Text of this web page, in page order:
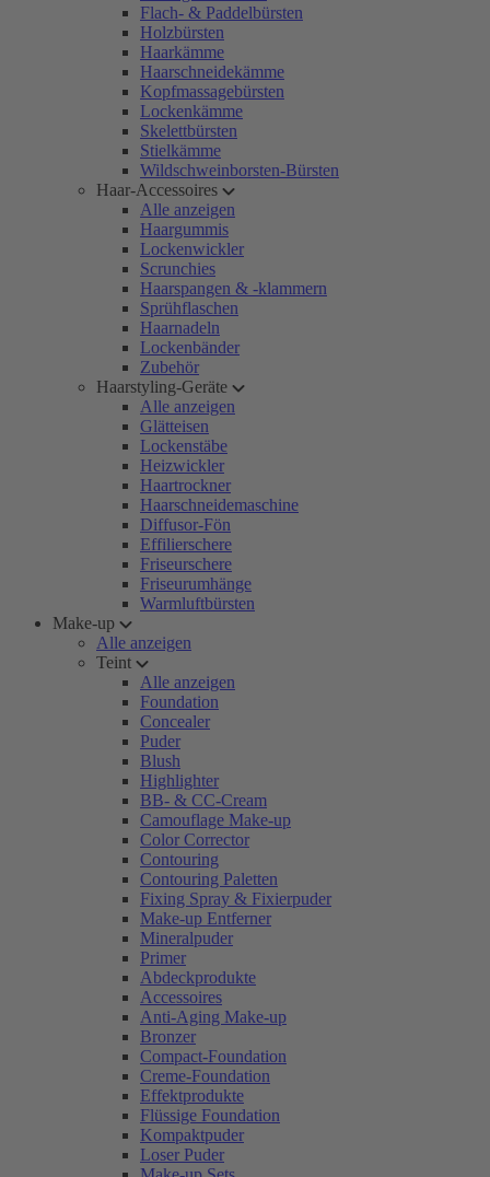
Flach- & Paddelbürsten
Holzbürsten
Haarkämme
Haarschneidekämme
Kopfmassagebürsten
Lockenkämme
Skelettbürsten
Stielkämme
Wildschweinborsten-Bürsten
Haar-Accessoires
Alle anzeigen
Haargummis
Lockenwickler
Scrunchies
Haarspangen & -klammern
Sprühflaschen
Haarnadeln
Lockenbänder
Zubehör
Haarstyling-Geräte
Alle anzeigen
Glätteisen
Lockenstäbe
Heizwickler
Haartrockner
Haarschneidemaschine
Diffusor-Fön
Effilierschere
Friseurschere
Friseurumhänge
Warmluftbürsten
Make-up
Alle anzeigen
Teint
Alle anzeigen
Foundation
Concealer
Puder
Blush
Highlighter
BB- & CC-Cream
Camouflage Make-up
Color Corrector
Contouring
Contouring Paletten
Fixing Spray & Fixierpuder
Make-up Entferner
Mineralpuder
Primer
Abdeckprodukte
Accessoires
Anti-Aging Make-up
Bronzer
Compact-Foundation
Creme-Foundation
Effektprodukte
Flüssige Foundation
Kompaktpuder
Loser Puder